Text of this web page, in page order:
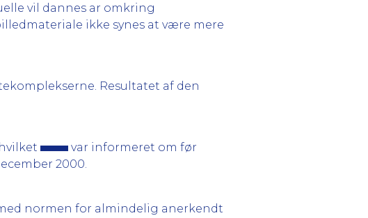
vil dannes ar omkring
ikke synes at være mere
Resultatet af den
var informeret om før
2000.
normen for almindelig anerkendt